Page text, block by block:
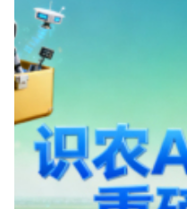
态。然而，现代
善经营、有证书的
据相关数据，拥有综合